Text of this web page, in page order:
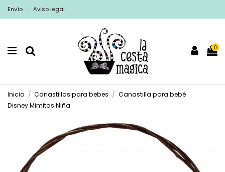
Envío Aviso legal
0
Inicio Canastillas para bebes
Canastilla para bebé
Disney Mimitos Niña